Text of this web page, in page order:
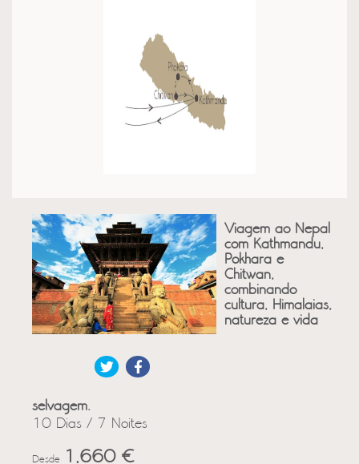
Viagem ao Nepal
com Kathmandu,
Pokhara e
Chitwan,
combinando
cultura, Himalaias,
natureza e vida
selvagem.
10 Dias / 7 Noites
Desde 1,660 €